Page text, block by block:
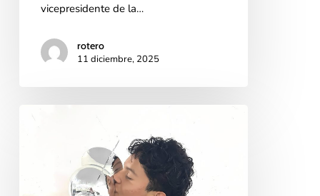
vicepresidente de la…
rotero
11 diciembre, 2025